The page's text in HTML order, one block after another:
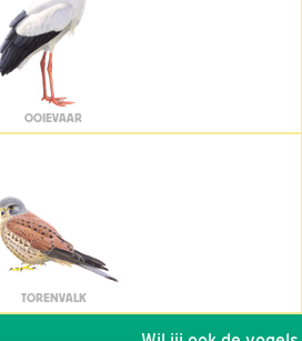
OOIEVAAR
TORENVALK